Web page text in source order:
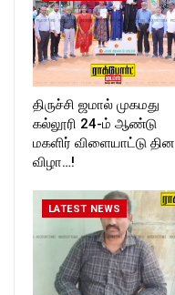
திருச்சி ஜமால் முகமது
கல்லூரி 24-ம் ஆண்டு
மகளிர் விளையாட்டு தின
விழா…!
LATEST NEWS